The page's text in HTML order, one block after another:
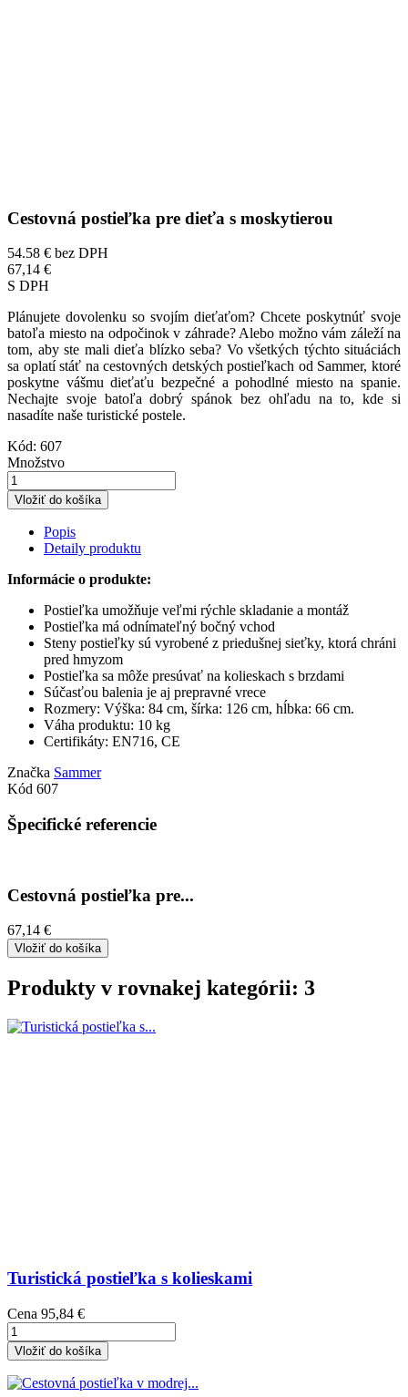
Cestovná postieľka pre dieťa s moskytierou
54.58 € bez DPH
67,14 €
S DPH
Plánujete dovolenku so svojím dieťaťom? Chcete poskytnúť svoje
batoľa miesto na odpočinok v záhrade? Alebo možno vám záleží na
tom, aby ste mali dieťa blízko seba? Vo všetkých týchto situáciách
sa oplatí stáť na cestovných detských postieľkach od Sammer, ktoré
poskytne vášmu dieťaťu bezpečné a pohodlné miesto na spanie.
Nechajte svoje batoľa dobrý spánok bez ohľadu na to, kde si
nasadíte naše turistické postele.
Kód: 607
Množstvo
Vložiť do košíka
Popis
Detaily produktu
Informácie o produkte:
Postieľka umožňuje veľmi rýchle skladanie a montáž
Postieľka má odnímateľný bočný vchod
Steny postieľky sú vyrobené z priedušnej sieťky, ktorá chráni
pred hmyzom
Postieľka sa môže presúvať na kolieskach s brzdami
Súčasťou balenia je aj prepravné vrece
Rozmery: Výška: 84 cm, šírka: 126 cm, hĺbka: 66 cm.
Váha produktu: 10 kg
Certifikáty: EN716, CE
Značka Sammer
Kód 607
Špecifické referencie
Cestovná postieľka pre...
67,14 €
Vložiť do košíka
Produkty v rovnakej kategórii: 3
Turistická postieľka s kolieskami
Cena 95,84 €
Vložiť do košíka